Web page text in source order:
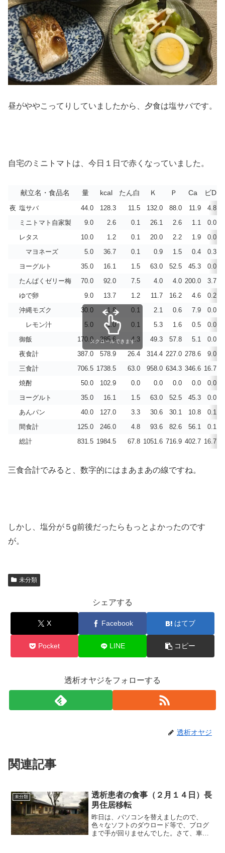
昼がややこってりしていましたから、夕食は塩サバです。
自宅のミニトマトは、今日１日で赤くなっていました。
献立名・食品名 量 kcal たん白 Ｋ Ｐ Ca ビD
夜 塩サバ 44.0 128.3 11.5 132.0 88.0 11.9 4.8
ミニトマト自家製
9.0 2.6 0.1 26.1 2.6 1.1 0.0
レタス
10.0 1.2 0.1 20.0 2.2 1.9 0.0
マヨネーズ
5.0 36.7 0.1 0.9 1.5 0.4 0.3
ヨーグルト
35.0 16.1 1.5 63.0 52.5 45.3 0.0
たんぱくゼリー梅
70.0 92.0 7.5 4.0 4.0 200.0 3.7
ゆで卵
9.0 13.7 1.2 11.7 16.2 4.6 0.2
沖縄モズク
30.0 1.8 0.1 2.1 0.6 7.9 0.0
レモン汁
5.0 1.0 0.1 5.3 1.6 0.5 0.0
御飯
170.0 285.6 4.3 49.3 57.8 5.1 0.0
夜食計
387.0 578.9 26.4 314.4 227.0 278.6 9.0
三食計
706.5 1738.5 63.0 958.0 634.3 346.6 16.7
焼酎
50.0 102.9 0.0 0.0 0.0 0.0 0.0
ヨーグルト
35.0 16.1 1.5 63.0 52.5 45.3 0.0
あんパン
40.0 127.0 3.3 30.6 30.1 10.8 0.1
間食計
125.0 246.0 4.8 93.6 82.6 56.1 0.1
総計
831.5 1984.5 67.8 1051.6 716.9 402.7 16.7
スクロールできます
三食合計でみると、数字的にはまあまあの線ですね。
しかし、塩分が５g前後だったらもっとよかったのです
が。
未分類
シェアする
X Facebook はてブ
Pocket LINE コピー
透析オヤジをフォローする
透析オヤジ
関連記事
未分類
透析患者の食事（２月１４日）長
男住居移転
昨日は、パソコンを替えましたので、
色々なソフトのダウロード等で、ブログ
まで手が回りませんでした。さて、車で